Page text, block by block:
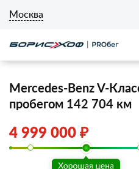
Москва
Mercedes-Benz V-
пробегом 142 704 км
4 999 000 ₽